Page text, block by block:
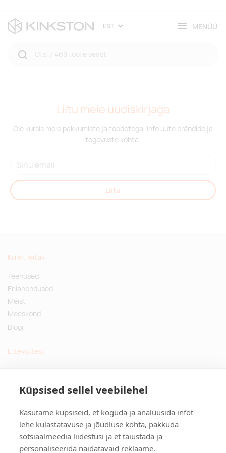
Küpsised sellel veebilehel
Kasutame küpsiseid, et koguda ja analüüsida infot
lehe külastatavuse ja jõudluse kohta, pakkuda
sotsiaalmeedia liidestusi ja et täiustada ja
personaliseerida näidatavaid reklaame.
EST MENÜÜ
Liitu meie uudiskirjaga
Ole kursis meie pakkumiste ja toodetega. Info uute brändide ja
tegevuste kohta.
Liitu
Kiirelt leitav
Teenused
Erilahendused
Meist
Meeskond
Blogi
Ettevõttest
Küsimused ja vastused
Privaatsuspoliitika
Kontakt
Tulika põik 3, Tallinn
info@kinkston.ee